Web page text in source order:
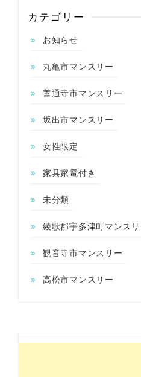
カテゴリー
お知らせ
丸亀市マンスリー
善通寺市マンスリー
坂出市マンスリー
女性限定
家具家電付き
未分類
綾歌郡宇多津町マンス
観音寺市マンスリー
高松市マンスリー